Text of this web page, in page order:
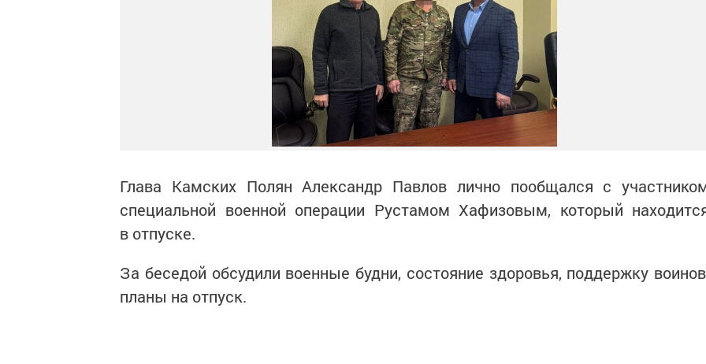
Глава Камских Полян Александр Павлов лично пообщался с
специальной военной операции Рустамом Хафизовым, который
в отпуске.
За беседой обсудили военные будни, состояние здоровья, поддержку
планы на отпуск.